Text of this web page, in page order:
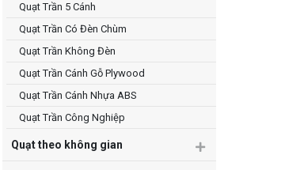
Quạt Trần 5 Cánh
Quạt Trần Có Đèn Chùm
Quạt Trần Không Đèn
Quạt Trần Cánh Gỗ Plywood
Quạt Trần Cánh Nhựa ABS
Quạt Trần Công Nghiệp
Quạt theo không gian